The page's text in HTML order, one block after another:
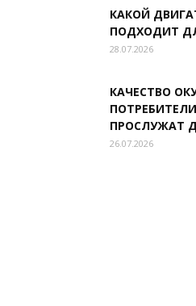
КАКОЙ
ПОДХОДИТ
28.07.2026
КАЧЕСТВО
ПРОСЛУЖАТ
26.07.2026